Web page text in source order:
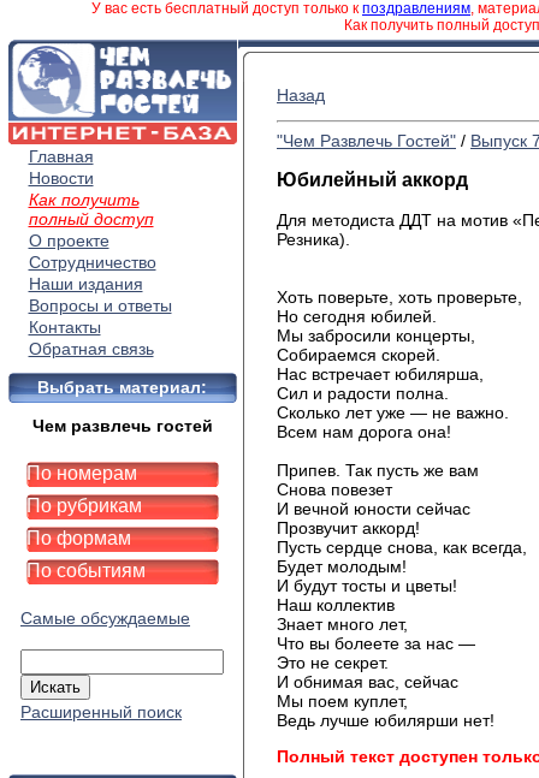
У вас есть бесплатный доступ только к поздравлениям,
Как получить полный
Главная
Новости
Как получить
полный доступ
О проекте
Сотрудничество
Наши издания
Вопросы и ответы
Контакты
Обратная связь
Выбрать материал:
Чем развлечь гостей
По номерам
По рубрикам
По формам
По событиям
Самые обсуждаемые
Расширенный поиск
Назад
"Чем Развлечь Гостей" / Выпуск
Юбилейный аккорд
Для методиста ДДТ на мотив
Резника).
Хоть поверьте, хоть проверьте,
Но сегодня юбилей.
Мы забросили концерты,
Собираемся скорей.
Нас встречает юбилярша,
Сил и радости полна.
Сколько лет уже — не важно.
Всем нам дорога она!
Припев. Так пусть же вам
Снова повезет
И вечной юности сейчас
Прозвучит аккорд!
Пусть сердце снова, как всегда,
Будет молодым!
И будут тосты и цветы!
Наш коллектив
Знает много лет,
Что вы болеете за нас —
Это не секрет.
И обнимая вас, сейчас
Мы поем куплет,
Ведь лучше юбилярши нет!
Полный текст доступен